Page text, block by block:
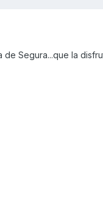
Segura...que la